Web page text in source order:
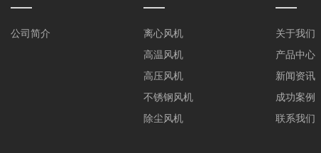
公司简介
离心风机
高温风机
高压风机
不锈钢风机
除尘风机
关于我们
产品中心
新闻资讯
成功案例
联系我们